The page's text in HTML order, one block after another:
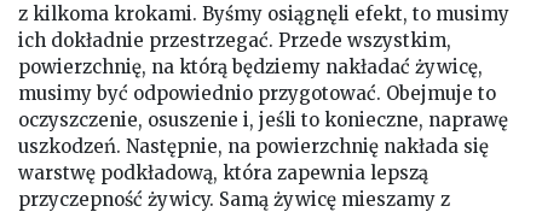
z kilkoma krokami. Byśmy osiągnęli efekt, to musimy
ich dokładnie przestrzegać. Przede wszystkim,
powierzchnię, na którą będziemy nakładać żywicę,
musimy być odpowiednio przygotować. Obejmuje to
oczyszczenie, osuszenie i, jeśli to konieczne, naprawę
uszkodzeń. Następnie, na powierzchnię nakłada się
warstwę podkładową, która zapewnia lepszą
przyczepność żywicy. Samą żywicę mieszamy z